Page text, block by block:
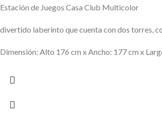
Estación de Juegos Casa Club Multicolor
divertido laberinto que cuenta con dos torres,
Dimensión: Alto 176 cm x Ancho: 177 cm x